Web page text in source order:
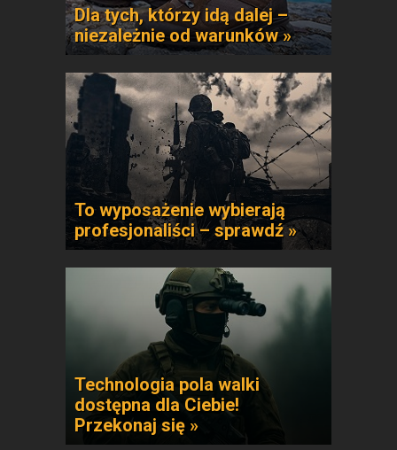
Dla tych, którzy idą dalej –
niezależnie od warunków »
To wyposażenie wybierają
profesjonaliści – sprawdź »
Technologia pola walki
dostępna dla Ciebie!
Przekonaj się »